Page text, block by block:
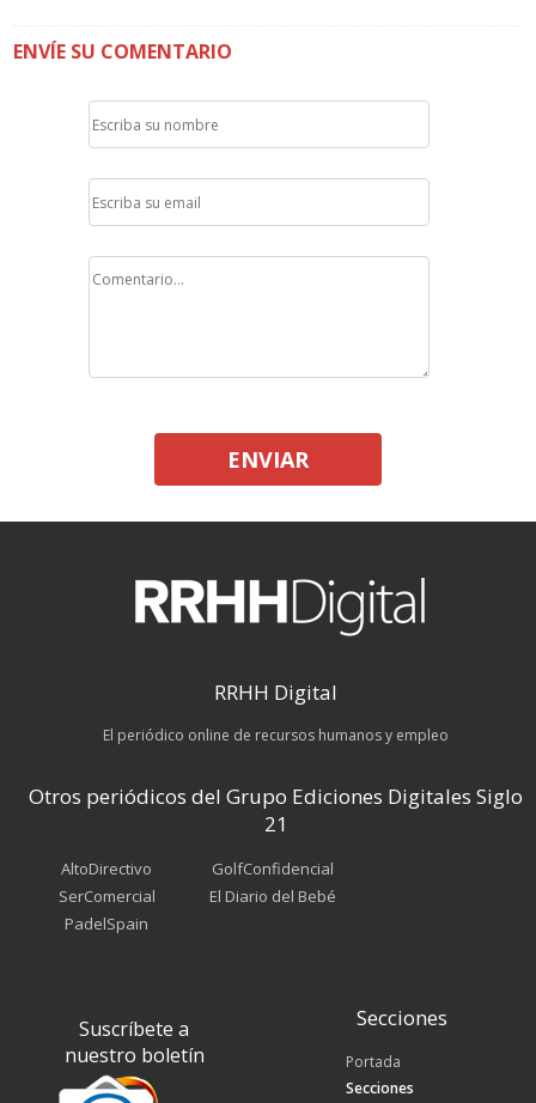
ENVÍE SU COMENTARIO
ENVIAR
RRHH Digital
El periódico online de recursos humanos y empleo
Otros periódicos del Grupo Ediciones Digitales Siglo
21
AltoDirectivo
SerComercial
PadelSpain
GolfConfidencial
El Diario del Bebé
Suscríbete a
nuestro boletín
Secciones
Portada
Secciones